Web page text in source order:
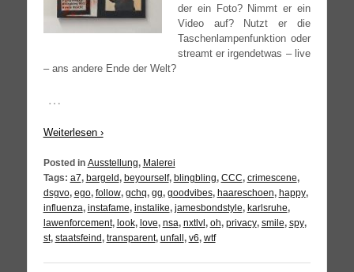
der ein Foto? Nimmt er ein
Video auf? Nutzt er die
Taschen­lam­pen­funk­ti­on oder
streamt er irgend­et­was – live
– ans ande­re Ende der Welt?
…
Wei­ter­le­sen ›
Posted in Ausstellung, Malerei
Tags: a7, bargeld, beyourself, blingbling, CCC, crimescene,
dsgvo, ego, follow, gchq, gg, goodvibes, haareschoen, happy,
influenza, instafame, instalike, jamesbondstyle, karlsruhe,
lawenforcement, look, love, nsa, nxtlvl , oh, privacy, smile, spy,
st, staatsfeind, transparent, unfall , v6, wtf